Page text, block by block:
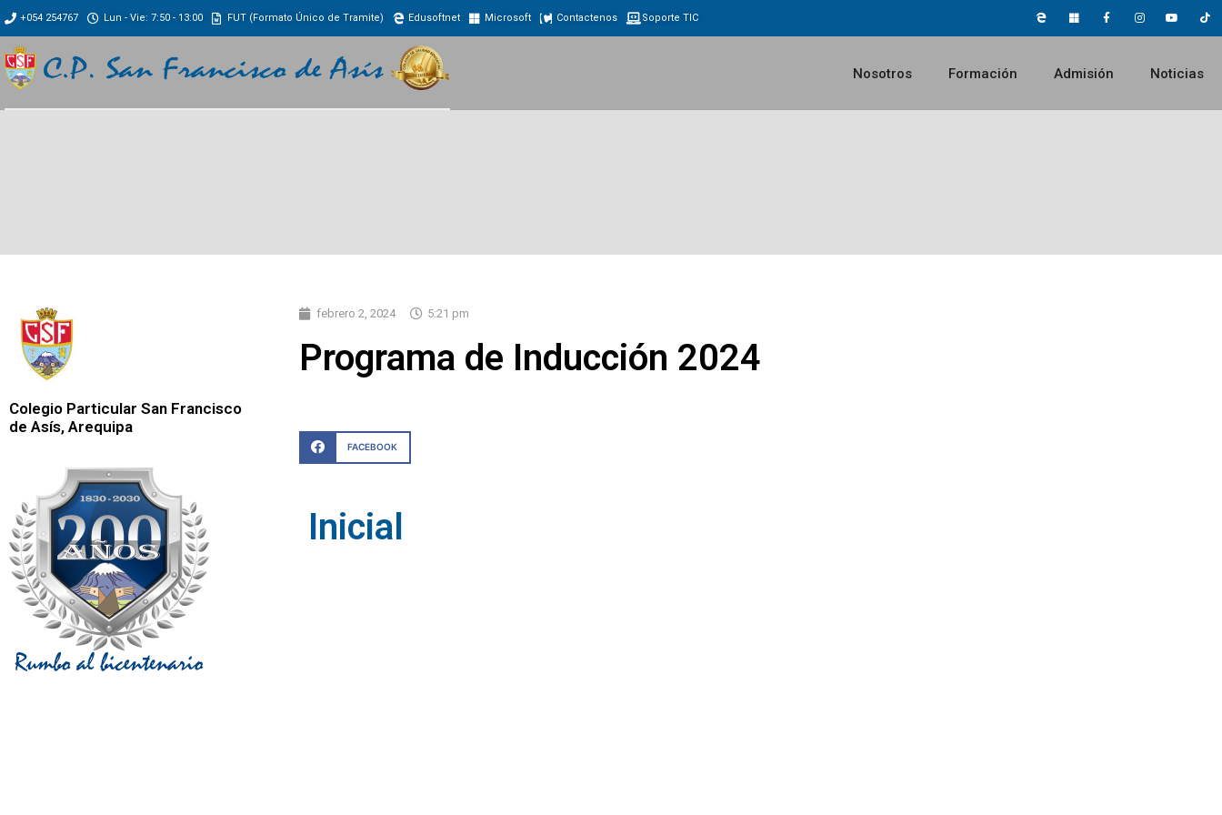
+054 254767 Lun - Vie: 7:50 - 13:00 FUT (Formato Único de Tramite) Edusoftnet Microsoft Contactenos Soporte TIC
Nosotros Formación Admisión Noticias
Colegio Particular San Francisco
de Asís, Arequipa
febrero 2, 2024 5:21 pm
Programa de Inducción 2024
FACEBOOK
Inicial